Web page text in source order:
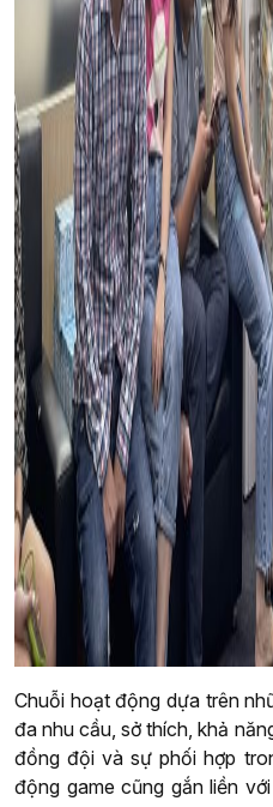
Chuỗi hoạt động dựa trên
đa nhu cầu, sở thích, khả
đồng đội và sự phối hợp
động game cũng gắn liền